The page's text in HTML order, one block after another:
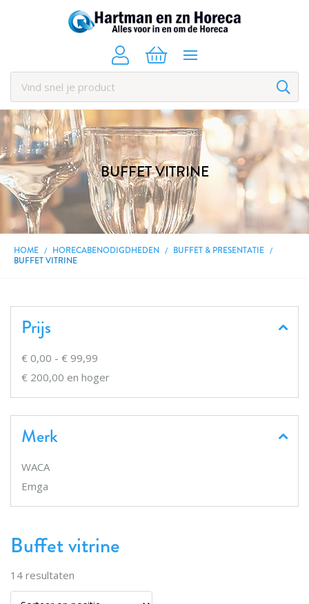
BUFFET VITRINE
HOME HORECABENODIGDHEDEN
BUFFET & PRESENTATIE
BUFFET VITRINE
Buffet vitrine
14 resultaten
Prijs
€ 0,00 - € 99,99
€ 200,00 en hoger
Merk
WACA
Emga